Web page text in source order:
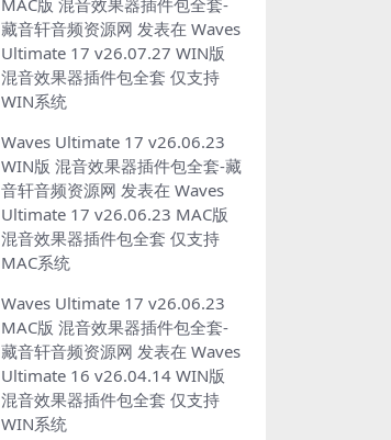
藏音轩音频资源网 发表在 Waves
Ultimate 17 v26.07.27 WIN版
混音效果器插件包全套 仅支持
WIN系统
Waves Ultimate 17 v26.06.23
WIN版 混音效果器插件包全套-藏
音轩音频资源网 发表在 Waves
Ultimate 17 v26.06.23 MAC版
混音效果器插件包全套 仅支持
MAC系统
Waves Ultimate 17 v26.06.23
MAC版 混音效果器插件包全套-
藏音轩音频资源网 发表在 Waves
Ultimate 16 v26.04.14 WIN版
混音效果器插件包全套 仅支持
WIN系统